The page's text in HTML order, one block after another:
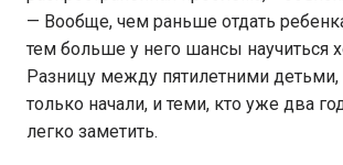
— Вообще, чем раньше отдать
тем больше у него шансы научиться
Разницу между пятилетними
только начали, и теми, кто уже два
легко заметить.